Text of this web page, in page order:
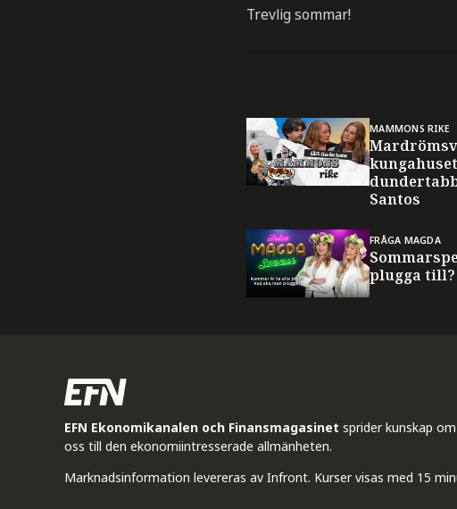
Trevlig sommar!
MAMMONS RIKE
Santos
FRÅGA MAGDA
plugga till?
EFN Ekonomikanalen och Finansmagasinet sprider kunskap
oss till den ekonomiintresserade allmänheten.
Marknadsinformation levereras av Infront. Kurser visas med 15